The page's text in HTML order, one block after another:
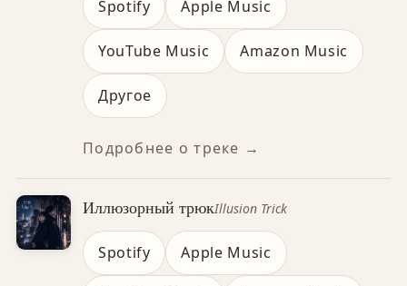
Spotify Apple Music
YouTube Music Amazon Music
Другое
Подробнее о треке →
Иллюзорный трюкIllusion Trick
Spotify Apple Music